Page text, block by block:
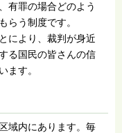
有罪の場合どのよう
らう制度です。
により、裁判が身近
る国民の皆さんの信
ます。
域内にあります。毎